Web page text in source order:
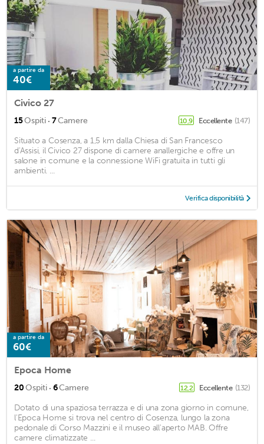
a partire da
40€
Civico 27
15Ospiti · 7Camere 10,9 Eccellente (147)
Situato a Cosenza, a 1,5 km dalla Chiesa di San Francesco
d'Assisi, il Civico 27 dispone di camere anallergiche e offre un
salone in comune e la connessione WiFi gratuita in tutti gli
ambienti. ...
Verifica disponibilità
a partire da
60€
Epoca Home
20Ospiti · 6Camere 12,2 Eccellente (132)
Dotato di una spaziosa terrazza e di una zona giorno in comune,
l'Epoca Home si trova nel centro di Cosenza, lungo la zona
pedonale di Corso Mazzini e il museo all'aperto MAB. Offre
camere climatizzate ...